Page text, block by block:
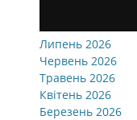
Липень 2026
Червень 2026
Травень 2026
Квітень 2026
Березень 2026